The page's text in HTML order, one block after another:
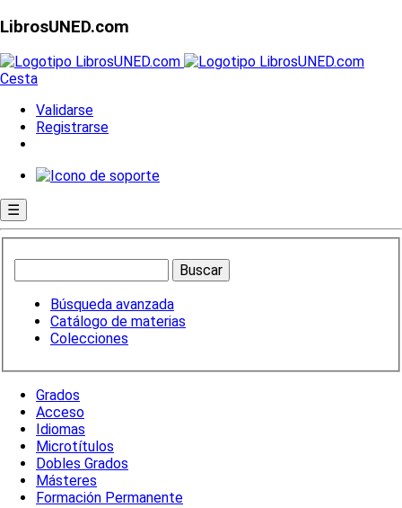
LibrosUNED.com
Cesta
Validarse
Registrarse
☰
Búsqueda avanzada
Catálogo de materias
Colecciones
Grados
Acceso
Idiomas
Microtítulos
Dobles Grados
Másteres
Formación Permanente